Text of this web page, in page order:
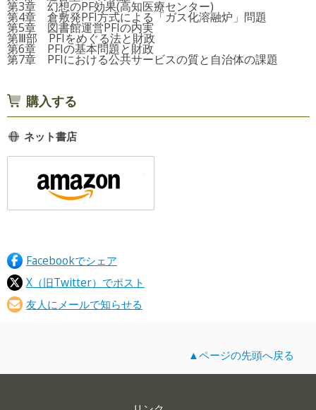
第3章 幻想のPF効果(高知医療センター)
第4章 倉敷発PFI方式による「ガス化溶融炉」問題
第5章 図書館運営PFIの内実
第Ⅲ部 PFIをめぐる法と財政
第6章 PFIの基本問題と財政
第7章 PFIにおける公共サービスの質と自治体の課題
購入する
ネット書店
Facebookでシェア
X（旧Twitter）でポスト
友人にメールで知らせる
▲ページの先頭へ戻る